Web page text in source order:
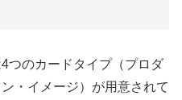
つのカードタイプ（プロダ
・イメージ）が用意されて